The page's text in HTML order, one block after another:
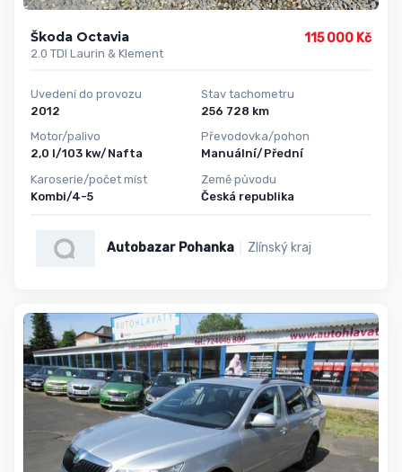
Škoda Octavia
2.0 TDI Laurin & Klement
115 000 Kč
Uvedení do provozu
2012
Motor/palivo
2,0 l/103 kw/Nafta
Karoserie/počet míst
Kombi/4-5
Stav tachometru
256 728 km
Převodovka/pohon
Manuální/Přední
Země původu
Česká republika
Autobazar Pohanka Zlínský kraj